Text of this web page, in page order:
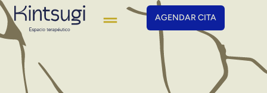
AGENDAR CITA